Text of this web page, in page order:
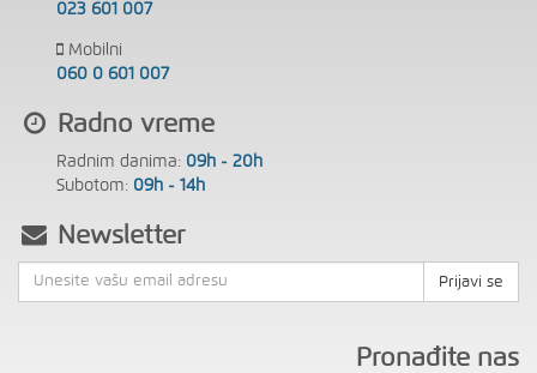
023 601 007
Mobilni
060 0 601 007
Radno vreme
Radnim danima: 09h - 20h
Subotom: 09h - 14h
Newsletter
Prijavi se
Pronađite nas